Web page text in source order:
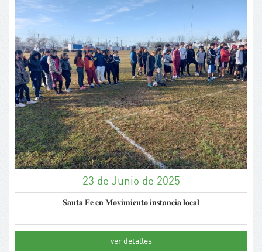
23 de Junio de 2025
𝐒𝐚𝐧𝐭𝐚 𝐅𝐞 𝐞𝐧 𝐌𝐨𝐯𝐢𝐦𝐢𝐞𝐧𝐭𝐨 𝐢𝐧𝐬𝐭𝐚𝐧𝐜𝐢𝐚 𝐥𝐨𝐜𝐚𝐥
ver detalles